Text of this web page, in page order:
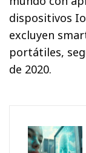
dispositivos
excluyen
portátiles,
de 2020.